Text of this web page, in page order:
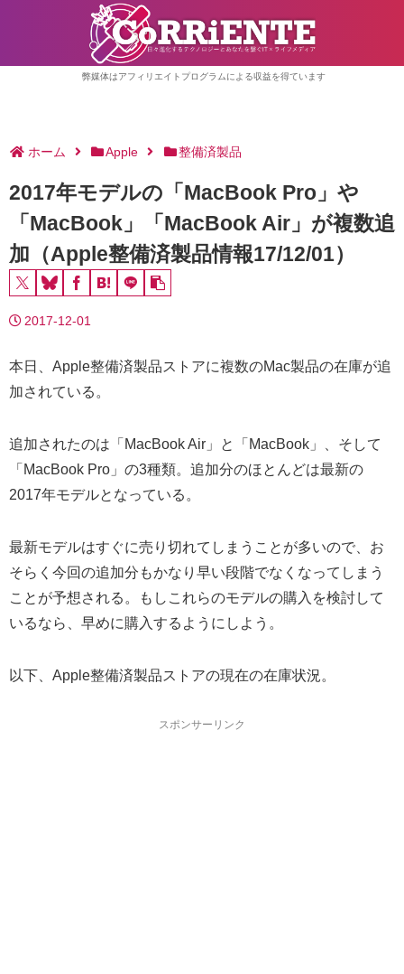
弊媒体はアフィリエイトプログラムによる収益を得ています
ホーム Apple 整備済製品
2017年モデルの「MacBook Pro」や
「MacBook」「MacBook Air」が複数追
加（Apple整備済製品情報17/12/01）
2017-12-01
本日、Apple整備済製品ストアに複数のMac製品の在庫が追
加されている。
追加されたのは「MacBook Air」と「MacBook」、そして
「MacBook Pro」の3種類。追加分のほとんどは最新の
2017年モデルとなっている。
最新モデルはすぐに売り切れてしまうことが多いので、お
そらく今回の追加分もかなり早い段階でなくなってしまう
ことが予想される。もしこれらのモデルの購入を検討して
いるなら、早めに購入するようにしよう。
以下、Apple整備済製品ストアの現在の在庫状況。
スポンサーリンク